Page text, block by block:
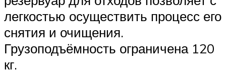
легкостью осуществить процесс его
снятия и очищения.
Грузоподъёмность ограничена 120
кг.